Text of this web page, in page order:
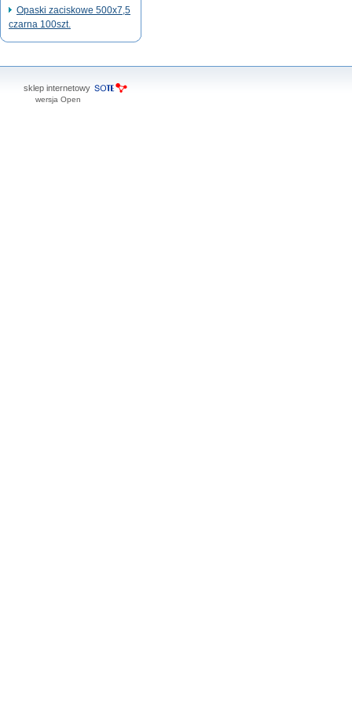
Opaski zaciskowe 500x7,5
czarna 100szt.
sklep internetowy
wersja Open